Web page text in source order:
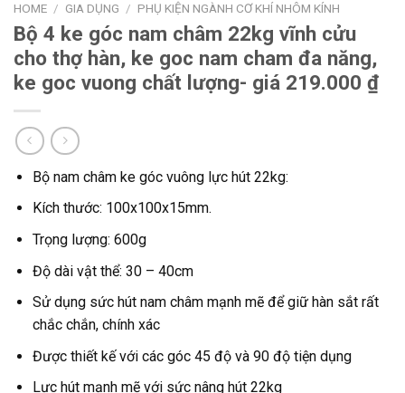
HOME / GIA DỤNG / PHỤ KIỆN NGÀNH CƠ KHÍ NHÔM KÍNH
Bộ 4 ke góc nam châm 22kg vĩnh cửu
cho thợ hàn, ke goc nam cham đa năng,
ke goc vuong chất lượng- giá 219.000 ₫
Bộ nam châm ke góc vuông lực hút 22kg:
Kích thước: 100x100x15mm.
Trọng lượng: 600g
Độ dài vật thể: 30 – 40cm
Sử dụng sức hút nam châm mạnh mẽ để giữ hàn sắt rất
chắc chắn, chính xác
Được thiết kế với các góc 45 độ và 90 độ tiện dụng
Lực hút mạnh mẽ với sức nâng hút 22kg